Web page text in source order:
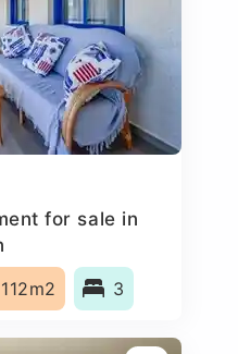
for sale in
112m2 3